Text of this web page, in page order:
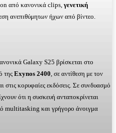
από κανονικά clips, γενετική
ανεπιθύμητων ήχων από βίντεο.
Galaxy S25 βρίσκεται στο
της Exynos 2400, σε αντίθεση με τον
κορυφαίες εκδόσεις. Σε συνδυασμό
ότι η συσκευή ανταποκρίνεται
multitasking και γρήγορο άνοιγμα